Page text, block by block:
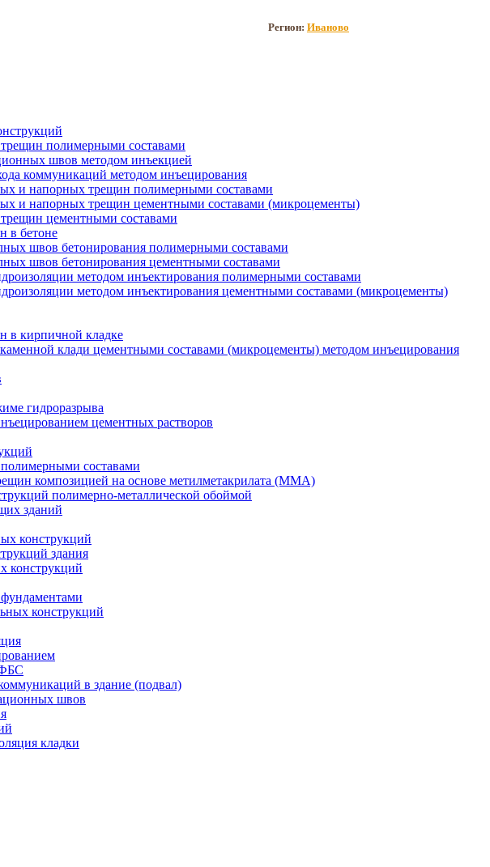
Регион: Иваново
полимерными составами
швов методом инъекцией
коммуникаций методом инъецирования
и напорных трещин полимерными составами
и напорных трещин цементными составами (микроцементы)
цементными составами
в бетоне
швов бетонирования полимерными составами
швов бетонирования цементными составами
методом инъектирования полимерными составами
методом инъектирования цементными составами (микроцементы)
в кирпичной кладке
клади цементными составами (микроцементы) методом инъецирования
гидроразрыва
цементных растворов
составами
композицией на основе метилметакрилата (ММА)
полимерно-металлической обоймой
зданий
конструкций
здания
конструкций
конструкций
ФБС
в здание (подвал)
швов
кладки